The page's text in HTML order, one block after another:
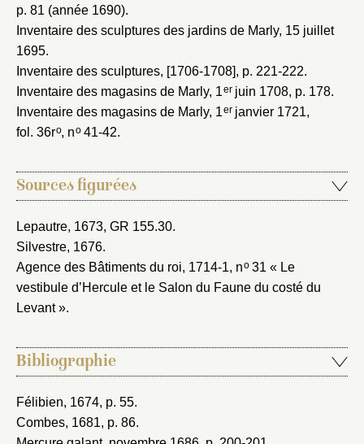
p. 81 (année 1690).
Inventaire des sculptures des jardins de Marly, 15 juillet
1695.
Inventaire des sculptures, [1706-1708], p. 221-222.
Inventaire des magasins de Marly, 1erjuin 1708, p. 178.
Inventaire des magasins de Marly, 1erjanvier 1721,
fol. 36ro, no41-42.
Sources figurées
Lepautre, 1673, GR 155.30.
Silvestre, 1676.
Agence des Bâtiments du roi, 1714-1, no31 « Le
vestibule d’Hercule et le Salon du Faune du costé du
Levant ».
Bibliographie
Félibien, 1674, p. 55.
Combes, 1681, p. 86.